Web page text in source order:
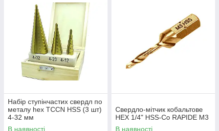
Набір ступінчастих свердл по
металу hex TCCN HSS (3 шт)
4-32 мм
В наявності
Свердло-мітчик кобальтове
HEX 1/4" HSS-Co RAPIDE М3
В наявності